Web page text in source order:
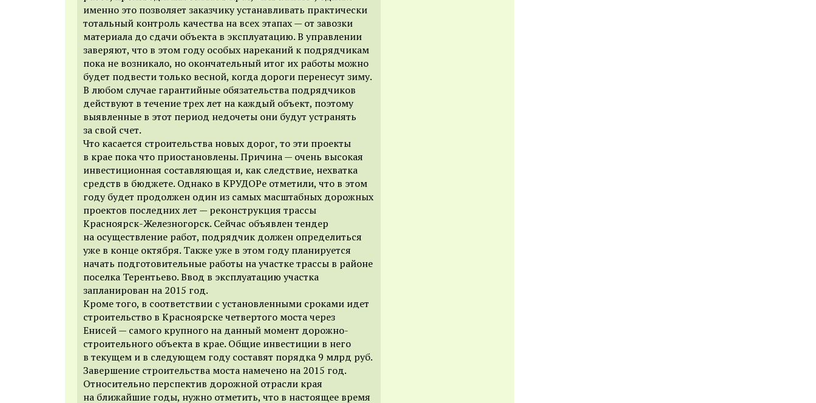
именно это позволяет заказчику устанавливать практически
тотальный контроль качества на всех этапах — от завозки
материала до сдачи объекта в эксплуатацию. В управлении
заверяют, что в этом году особых нареканий к подрядчикам
пока не возникало, но окончательный итог их работы можно
будет подвести только весной, когда дороги перенесут зиму.
В любом случае гарантийные обязательства подрядчиков
действуют в течение трех лет на каждый объект, поэтому
выявленные в этот период недочеты они будут устранять
за свой счет.
Что касается строительства новых дорог, то эти проекты
в крае пока что приостановлены. Причина — очень высокая
инвестиционная составляющая и, как следствие, нехватка
средств в бюджете. Однако в КРУДОРе отметили, что в этом
году будет продолжен один из самых масштабных дорожных
проектов последних лет — реконструкция трассы
Красноярск-Железногорск. Сейчас объявлен тендер
на осуществление работ, подрядчик должен определиться
уже в конце октября. Также уже в этом году планируется
начать подготовительные работы на участке трассы в районе
поселка Терентьево. Ввод в эксплуатацию участка
запланирован на 2015 год.
Кроме того, в соответствии с установленными сроками идет
строительство в Красноярске четвертого моста через
Енисей — самого крупного на данный момент дорожно-
строительного объекта в крае. Общие инвестиции в него
в текущем и в следующем году составят порядка 9 млрд руб.
Завершение строительства моста намечено на 2015 год.
Относительно перспектив дорожной отрасли края
на ближайшие годы, нужно отметить, что в настоящее время